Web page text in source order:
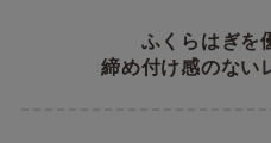
ふくらはぎを
締め付け感のない